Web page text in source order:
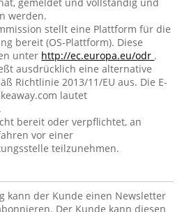
werden.
stellt eine Plattform für die
bereit (OS-Plattform). Diese
unter http://ec.europa.eu/odr .
ausdrücklich eine alternative
Richtlinie 2013/11/EU aus. Die E-
lautet
.
bereit oder verpflichtet, an
vor einer
teilzunehmen.
kann der Kunde einen Newsletter
Der Kunde kann diesen